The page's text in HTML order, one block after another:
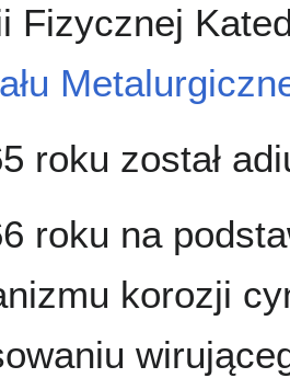
Fizycznej
roku został
roku na
korozji